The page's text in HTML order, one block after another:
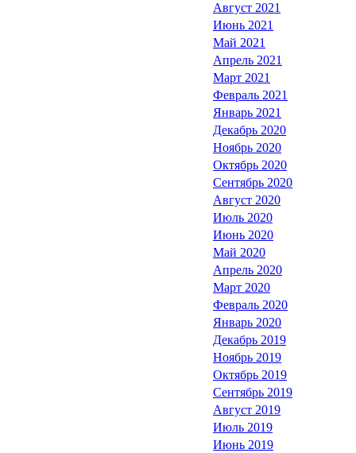
Август 2021
Июнь 2021
Май 2021
Апрель 2021
Март 2021
Февраль 2021
Январь 2021
Декабрь 2020
Ноябрь 2020
Октябрь 2020
Сентябрь 2020
Август 2020
Июль 2020
Июнь 2020
Май 2020
Апрель 2020
Март 2020
Февраль 2020
Январь 2020
Декабрь 2019
Ноябрь 2019
Октябрь 2019
Сентябрь 2019
Август 2019
Июль 2019
Июнь 2019